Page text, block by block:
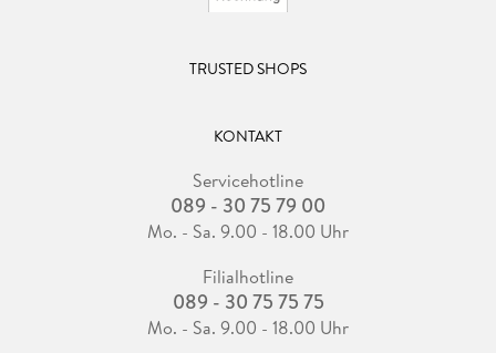
TRUSTED SHOPS
KONTAKT
Servicehotline
089 - 30 75 79 00
Mo. - Sa. 9.00 - 18.00 Uhr
Filialhotline
089 - 30 75 75 75
Mo. - Sa. 9.00 - 18.00 Uhr